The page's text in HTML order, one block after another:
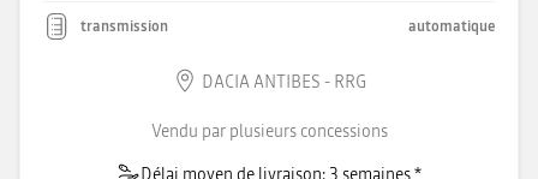
transmission automatique
DACIA ANTIBES - RRG
Vendu par plusieurs concessions